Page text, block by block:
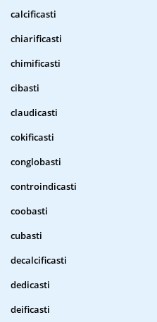
calcificasti
chiarificasti
chimificasti
cibasti
claudicasti
cokificasti
conglobasti
controindicasti
coobasti
cubasti
decalcificasti
dedicasti
deificasti